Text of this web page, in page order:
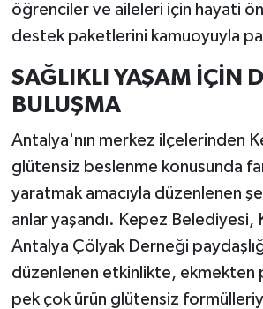
öğrenciler ve aileleri için hayati
destek paketlerini kamuoyuyla
SAĞLIKLI YAŞAM İÇİN
BULUŞMA
Antalya'nın merkez ilçelerinden
glütensiz beslenme konusunda
yaratmak amacıyla düzenlenen
anlar yaşandı. Kepez Belediyesi,
Antalya Çölyak Derneği
düzenlenen etkinlikte, ekmekten
pek çok ürün glütensiz